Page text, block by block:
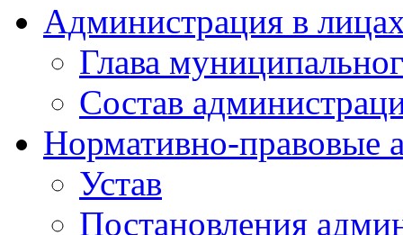
Администрация в
Глава
Состав
Нормативно-правовые
Устав
Постановления